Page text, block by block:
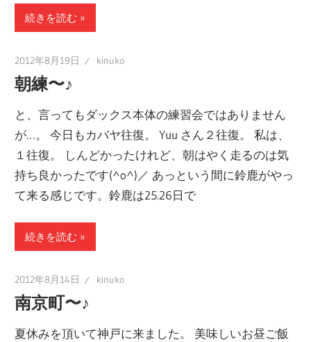
続きを読む
2012年8月19日 kinuko
朝練〜♪
と、言ってもダックス本体の練習会ではありません
が…。 今日もカバヤ往復。 Yuu さん２往復。 私は、
１往復。 しんどかったけれど、朝はやく走るのは気
持ち良かったです(^o^)／ あっという間に鈴鹿がやっ
て来る感じです。鈴鹿は25.26日で
続きを読む
2012年8月14日 kinuko
南京町〜♪
夏休みを頂いて神戸に来ました。 美味しいお昼ご飯